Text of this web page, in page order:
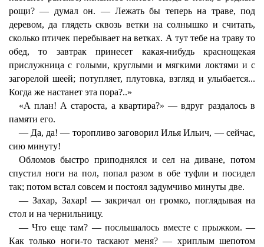
рощи? — думал он. — Лежать бы теперь на траве, под
деревом, да глядеть сквозь ветки на солнышко и считать,
сколько птичек перебывает на ветках. А тут тебе на траву то
обед, то завтрак принесет какая-нибудь краснощекая
прислужница с голыми, круглыми и мягкими локтями и с
загорелой шеей; потупляет, плутовка, взгляд и улыбается...
Когда же настанет эта пора?..»
«А план! А староста, а квартира?» — вдруг раздалось в
памяти его.
— Да, да! — торопливо заговорил Илья Ильич, — сейчас,
сию минуту!
Обломов быстро приподнялся и сел на диване, потом
спустил ноги на пол, попал разом в обе туфли и посидел
так; потом встал совсем и постоял задумчиво минуты две.
— Захар, Захар! — закричал он громко, поглядывая на
стол и на чернильницу.
— Что еще там? — послышалось вместе с прыжком. —
Как только ноги-то таскают меня? — хриплым шепотом